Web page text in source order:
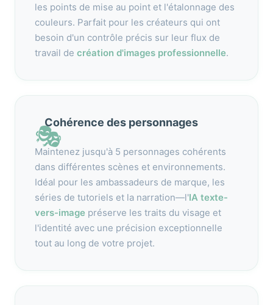
les points de mise au point et l'étalonnage des
couleurs. Parfait pour les créateurs qui ont
besoin d'un contrôle précis sur leur flux de
travail de création d'images professionnelle.
🎭
Cohérence des personnages
Maintenez jusqu'à 5 personnages cohérents
dans différentes scènes et environnements.
Idéal pour les ambassadeurs de marque, les
séries de tutoriels et la narration—l'IA texte-
vers-image préserve les traits du visage et
l'identité avec une précision exceptionnelle
tout au long de votre projet.